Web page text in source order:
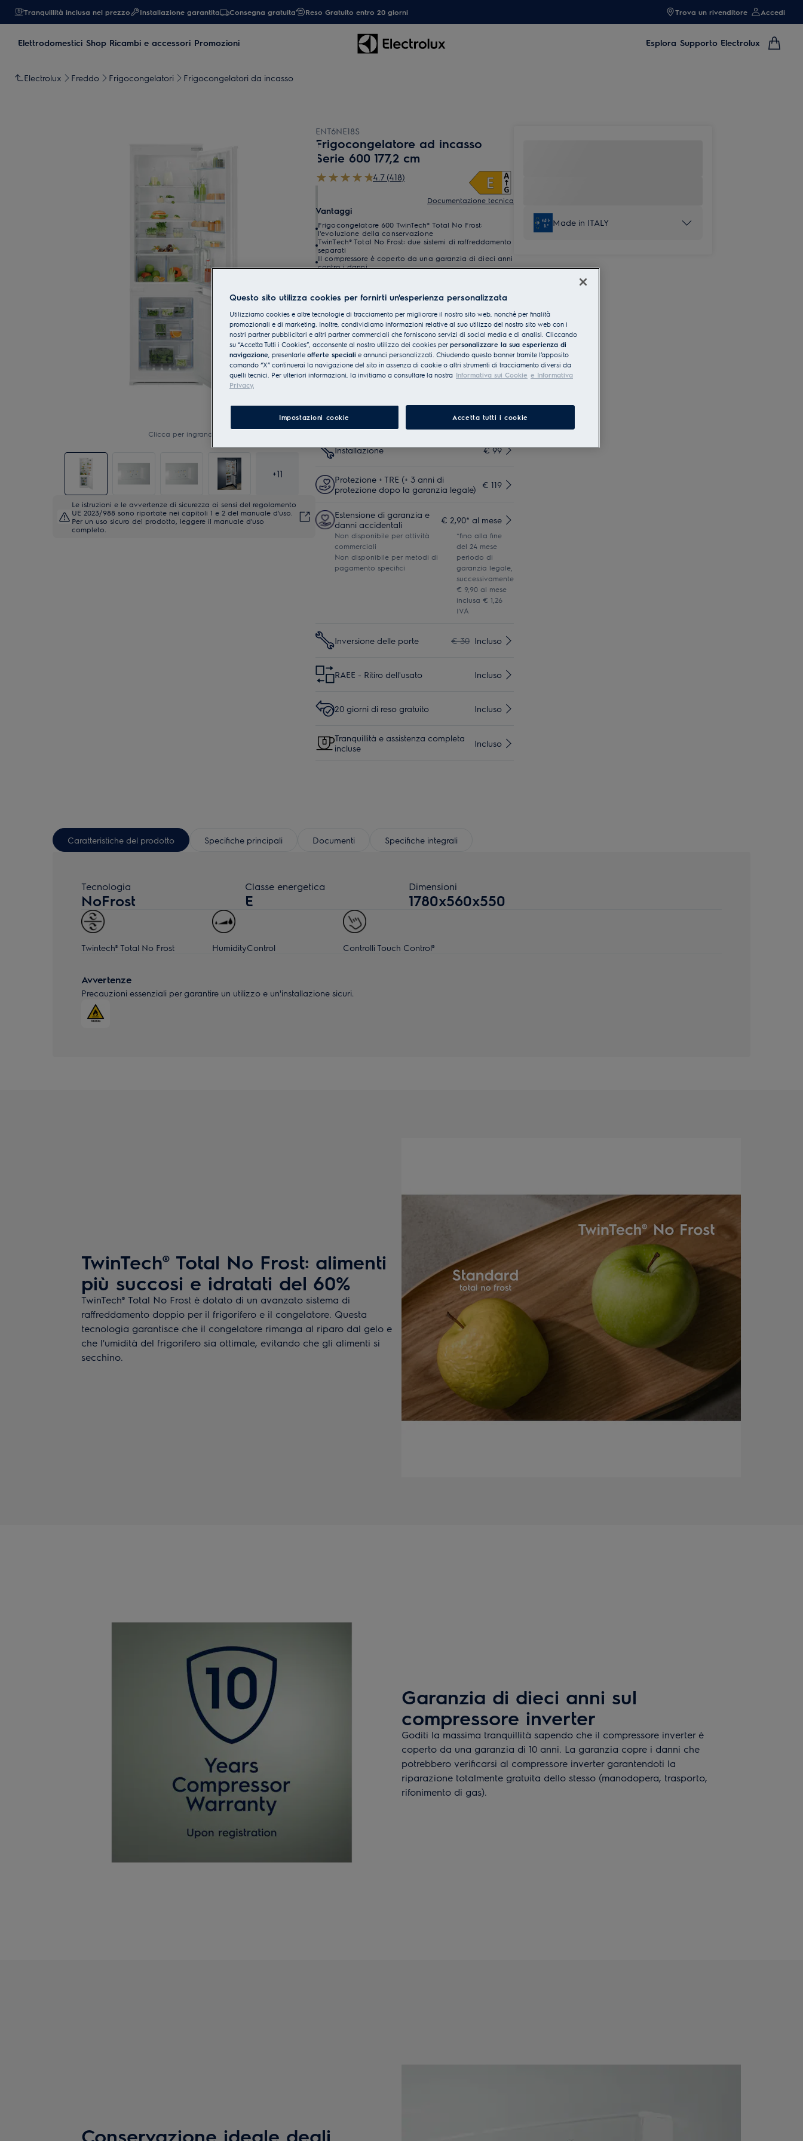
Tranquillità inclusa nel prezzo Installazione garantita Consegna gratuita Reso Gratuito entro 20 giorni Trova un rivenditore Accedi
Elettrodomestici Shop Ricambi e accessori Promozioni Esplora Supporto Electrolux
Electrolux Freddo Frigocongelatori Frigocongelatori da incasso
Clicca per ingrandire
+11
Le istruzioni e le avvertenze di sicurezza ai sensi del regolamento
UE 2023/988 sono riportate nei capitoli 1 e 2 del manuale d'uso.
Per un uso sicuro del prodotto, leggere il manuale d'uso
completo.
ENT6NE18S
Frigocongelatore ad incasso
Serie 600 177,2 cm
4.7 (418)
Documentazione tecnica
Vantaggi
Frigocongelatore 600 TwinTech® Total No Frost:
l'evoluzione della conservazione
TwinTech® Total No Frost: due sistemi di raffreddamento
separati
Il compressore è coperto da una garanzia di dieci anni
contro i danni.
Servizi
Consegna a bordo strada
(in circa 3-6 giorni
lavorativi)
€ 9,99 Incluso
Consegna al piano (in circa
5-7 giorni lavorativi)
€ 35 Incluso
(consegna in 5-7 giorni
lavorativi)
Installazione € 99
Protezione + TRE (+ 3 anni di
protezione dopo la garanzia legale)
€ 119
Estensione di garanzia e
danni accidentali
€ 2,90* al mese
Non disponibile per attività
commerciali
Non disponibile per metodi di
pagamento specifici
*fino alla fine
del 24 mese
periodo di
garanzia legale,
successivamente
€ 9,90 al mese
inclusa € 1,26
IVA
Inversione delle porte € 30 Incluso
RAEE - Ritiro dell'usato Incluso
20 giorni di reso gratuito Incluso
Tranquillità e assistenza completa
incluse
Incluso
Made in ITALY
Caratteristiche del prodotto Specifiche principali Documenti Specifiche integrali
Tecnologia
NoFrost
Classe energetica
E
Dimensioni
1780x560x550
Twintech® Total No Frost HumidityControl Controlli Touch Control®
Avvertenze
Precauzioni essenziali per garantire un utilizzo e un'installazione sicuri.
TwinTech® Total No Frost: alimenti
più succosi e idratati del 60%
TwinTech® Total No Frost è dotato di un avanzato sistema di
raffreddamento doppio per il frigorifero e il congelatore. Questa
tecnologia garantisce che il congelatore rimanga al riparo dal gelo e
che l'umidità del frigorifero sia ottimale, evitando che gli alimenti si
secchino.
Garanzia di dieci anni sul
compressore inverter
Goditi la massima tranquillità sapendo che il compressore inverter è
coperto da una garanzia di 10 anni. La garanzia copre i danni che
potrebbero verificarsi al compressore inverter garantendoti la
riparazione totalmente gratuita dello stesso (manodopera, trasporto,
rifonimento di gas).
Conservazione ideale degli
Questo sito utilizza cookies per fornirti un'esperienza personalizzata
Utilizziamo cookies e altre tecnologie di tracciamento per migliorare il nostro sito web, nonchè per finalità
promozionali e di marketing. Inoltre, condividiamo informazioni relative al suo utilizzo del nostro sito web con i
nostri partner pubblicitari e altri partner commerciali che forniscono servizi di social media e di analisi. Cliccando
su “Accetta Tutti i Cookies”, acconsente al nostro utilizzo dei cookies per personalizzare la sua esperienza di
navigazione, presentarle offerte speciali e annunci personalizzati. Chiudendo questo banner tramite l’apposito
comando “X” continuerai la navigazione del sito in assenza di cookie o altri strumenti di tracciamento diversi da
quelli tecnici. Per ulteriori informazioni, la invitiamo a consultare la nostra Informativa sui Cookie e Informativa
Privacy.
Impostazioni cookie Accetta tutti i cookie